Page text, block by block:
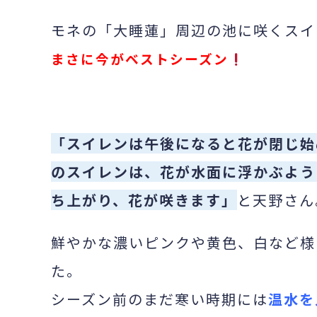
モネの「大睡蓮」周辺の池に咲くス
まさに今がベストシーズン
「スイレンは午後になると花が閉じ
のスイレンは、花が水面に浮かぶよ
ち上がり、花が咲きます」
と天野さ
鮮やかな濃いピンクや黄色、白など
た。
シーズン前のまだ寒い時期には温水